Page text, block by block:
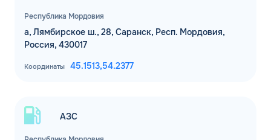
Республика Мордовия
а, Лямбирское ш., 28, Саранск, Респ. Мордовия,
Россия, 430017
Координаты 45.1513,54.2377
АЗС
ОБРАТНЫЙ ЗВОНОК
Имя*
Спасибо! Ваша заявка принята.
Мы свяжемся с Вами в ближайшее